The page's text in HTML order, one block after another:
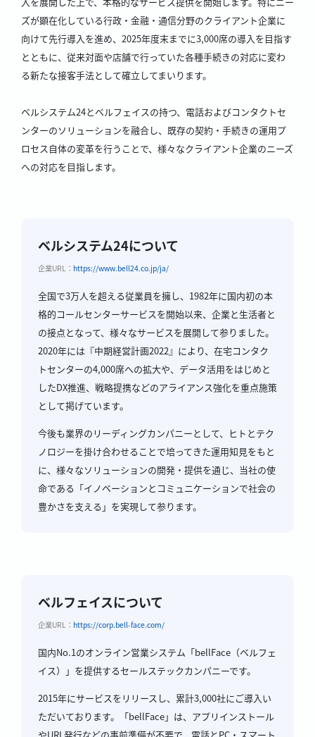
ズが顕在化している行政・金融・通信分野のクライアント企業に
向けて先行導入を進め、2025年度末までに3,000席の導入を目指す
とともに、従来対面や店舗で行っていた各種手続きの対応に変わ
る新たな接客手法として確立してまいります。
ベルシステム24とベルフェイスの持つ、電話およびコンタクトセ
ンターのソリューションを融合し、既存の契約・手続きの運用プ
ロセス自体の変革を行うことで、様々なクライアント企業のニーズ
への対応を目指します。
ベルシステム24について
企業URL： https://www.bell24.co.jp/ja/
全国で3万人を超える従業員を擁し、1982年に国内初の本
格的コールセンターサービスを開始以来、企業と生活者と
の接点となって、様々なサービスを展開して参りました。
2020年には『中期経営計画2022』により、在宅コンタク
トセンターの4,000席への拡大や、データ活用をはじめと
したDX推進、戦略提携などのアライアンス強化を重点施策
として掲げています。
今後も業界のリーディングカンパニーとして、ヒトとテク
ノロジーを掛け合わせることで培ってきた運用知見をもと
に、様々なソリューションの開発・提供を通じ、当社の使
命である「イノベーションとコミュニケーションで社会の
豊かさを支える」を実現して参ります。
ベルフェイスについて
企業URL： https://corp.bell-face.com/
国内No.1のオンライン営業システム「bellFace（ベルフェ
イス）」を提供するセールステックカンパニーです。
2015年にサービスをリリースし、累計3,000社にご導入い
ただいております。「bellFace」は、アプリインストール